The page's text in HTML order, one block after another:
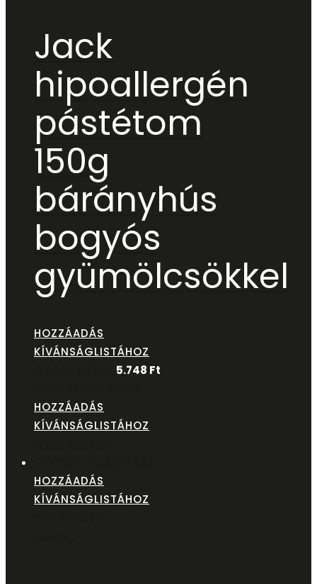
Jack
hipoallergén
pástétom
150g
bárányhús
bogyós
gyümölcsökkel
HOZZÁADÁS
KÍVÁNSÁGLISTÁHOZ
5.748 Ft
HOZZÁADÁS
KÍVÁNSÁGLISTÁHOZ
HOZZÁADÁS
KÍVÁNSÁGLISTÁHOZ